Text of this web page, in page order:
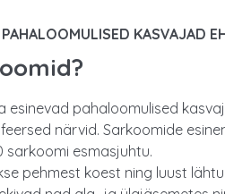
KASVAJAD
esinevad pahaloomulised
närvid. Sarkoomide
sarkoomi esmasjuhtu.
pehmest koest ning luust